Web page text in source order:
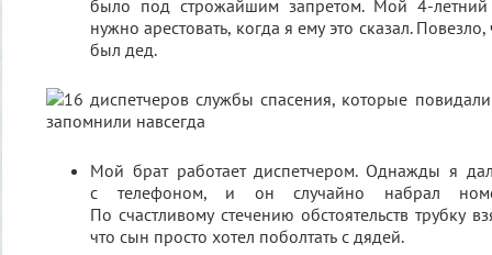
было под строжайшим запретом. Мой 4-
нужно арестовать, когда я ему это сказал.
был дед.
Мой брат работает диспетчером. Однажды я
с телефоном, и он случайно набрал
По счастливому стечению обстоятельств трубку
что сын просто хотел поболтать с дядей.